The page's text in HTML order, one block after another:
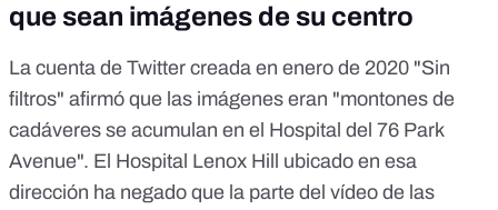
que sean imágenes de su centro
La cuenta de Twitter creada en enero de 2020 "Sin
filtros" afirmó que las imágenes eran "montones de
cadáveres se acumulan en el Hospital del 76 Park
Avenue". El Hospital Lenox Hill ubicado en esa
dirección ha negado que la parte del vídeo de las